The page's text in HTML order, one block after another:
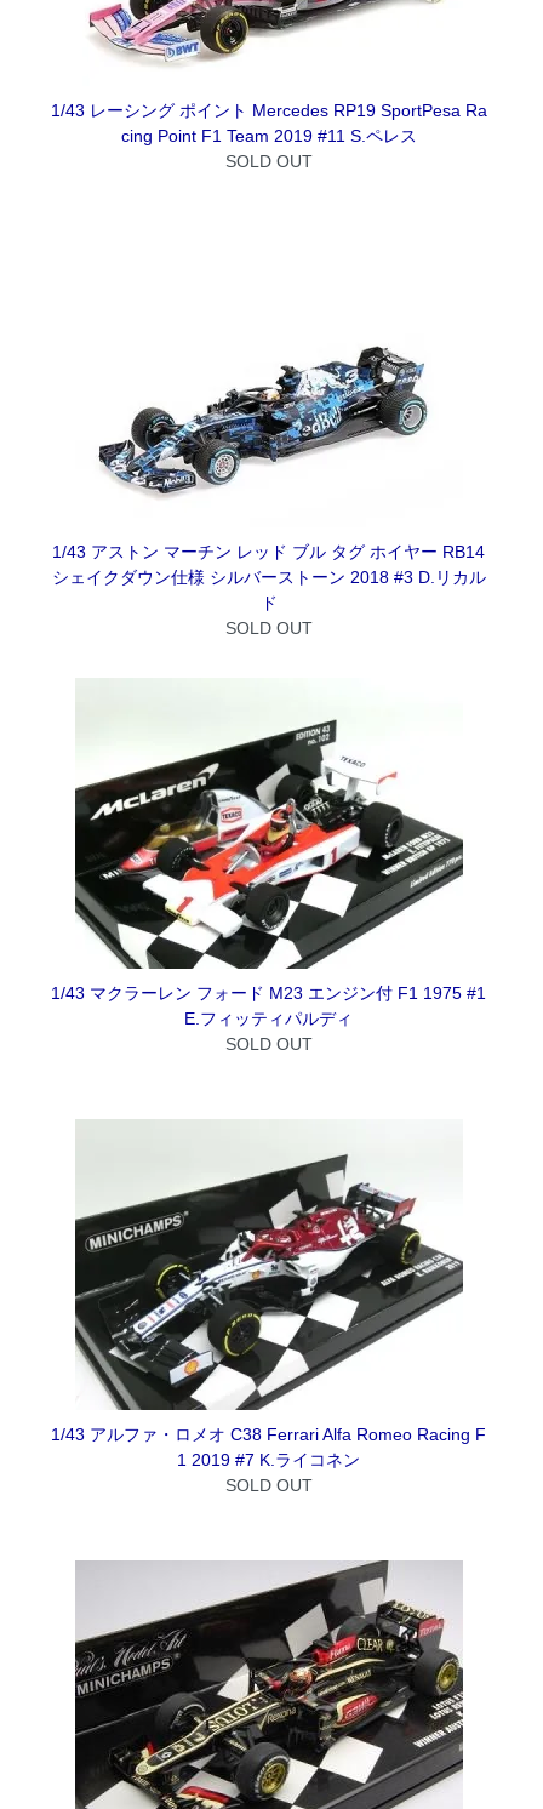
1/43 レーシング ポイント Mercedes RP19 SportPesa Ra
cing Point F1 Team 2019 #11 S.ペレス
SOLD OUT
1/43 アストン マーチン レッド ブル タグ ホイヤー RB14
シェイクダウン仕様 シルバーストーン 2018 #3 D.リカル
ド
SOLD OUT
1/43 マクラーレン フォード M23 エンジン付 F1 1975 #1
E.フィッティパルディ
SOLD OUT
1/43 アルファ・ロメオ C38 Ferrari Alfa Romeo Racing F
1 2019 #7 K.ライコネン
SOLD OUT